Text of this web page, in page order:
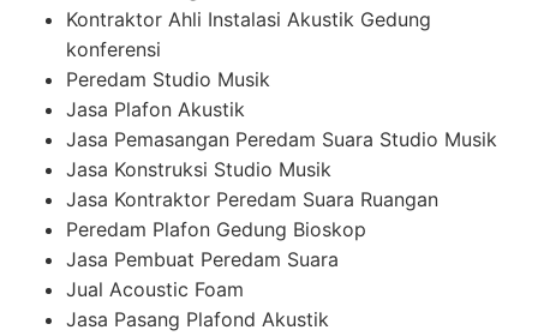
Kontraktor Ahli Instalasi Akustik Gedung
konferensi
Peredam Studio Musik
Jasa Plafon Akustik
Jasa Pemasangan Peredam Suara Studio Musik
Jasa Konstruksi Studio Musik
Jasa Kontraktor Peredam Suara Ruangan
Peredam Plafon Gedung Bioskop
Jasa Pembuat Peredam Suara
Jual Acoustic Foam
Jasa Pasang Plafond Akustik